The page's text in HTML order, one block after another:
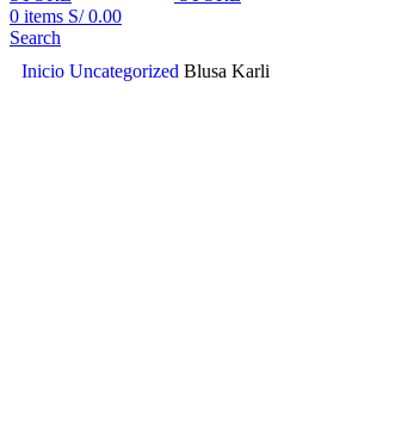
0 items S/0.00
Search
Inicio Uncategorized Blusa Karli